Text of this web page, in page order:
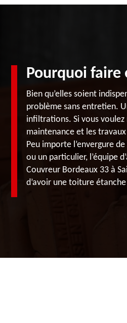
Pourquoi
Bien qu’elles soient
problème sans entretien.
infiltrations. Si vous
maintenance et les
Peu importe l’envergure
ou un particulier, l’équipe
Couvreur Bordeaux 33 à
d’avoir une toiture